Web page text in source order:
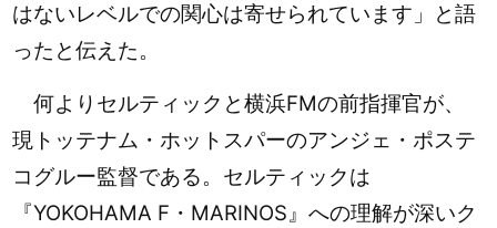
はないレベルでの関心は寄せられています」と語
ったと伝えた。
何よりセルティックと横浜FMの前指揮官が、
現トッテナム・ホットスパーのアンジェ・ポステ
コグルー監督である。セルティックは
『YOKOHAMA F・MARINOS』への理解が深いク